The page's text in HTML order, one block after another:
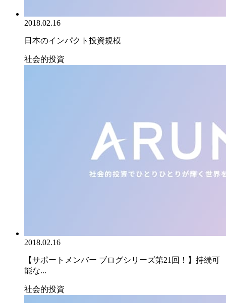
2018.02.16
日本のインパクト投資規模
社会的投資
2018.02.16
【サポートメンバー ブログシリーズ第21回！】持続可
能な...
社会的投資